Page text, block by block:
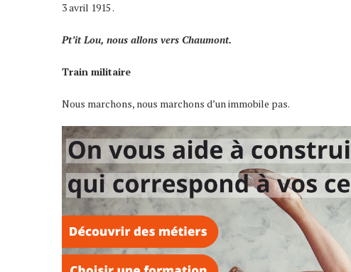
3 avril 1915 .
Pt’it Lou, nous allons vers Chaumont.
Train militaire
Nous marchons, nous marchons d’un immobile pas.